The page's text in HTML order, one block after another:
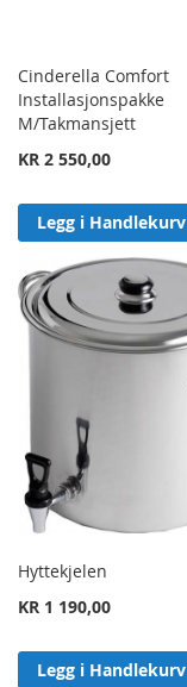
Cinderella Comfort
Installasjonspakke
M/Takmansjett
KR 2 550,00
Legg i Handlekurv
Hyttekjelen
KR 1 190,00
Legg i Handlekurv